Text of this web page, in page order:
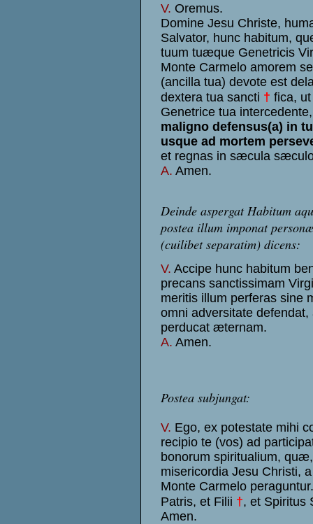
V. Oremus.
Domine Jesu Christe,
Salvator, hunc habitum,
tuum tuæque Genetricis
Monte Carmelo amorem
(ancilla tua) devote est
dextera tua sancti † fica,
Genetrice tua
maligno defensus(a) in
usque ad mortem
et regnas in sæcula
A. Amen.
Deinde aspergat Habitum
postea illum imponat
(cuilibet separatim) dicens:
V. Accipe hunc habitum
precans sanctissimam
meritis illum perferas sine
omni adversitate
perducat æternam.
A. Amen.
Postea subjungat:
V. Ego, ex potestate mihi
recipio te (vos) ad
bonorum spiritualium,
misericordia Jesu Christi,
Monte Carmelo
Patris, et Filii †, et Spiritus
Amen.